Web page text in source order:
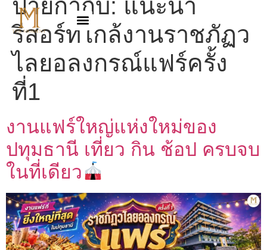
ป้ายกำกับ: แนะนำ
รีสอร์ทใกล้งานราชภัฏว
ไลยอลงกรณ์แฟร์ครั้ง
ที่1
งานแฟร์ใหญ่แห่งใหม่ของ
ปทุมธานี เที่ยว กิน ช้อป ครบจบ
ในที่เดียว